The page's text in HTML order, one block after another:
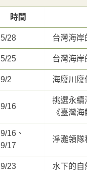
時間
5/28 台灣海岸
5/25 台灣海岸
9/2 海廢川廢
9/16
挑選永續
《臺灣
9/16、
9/17
淨灘領隊
9/23 水下的自